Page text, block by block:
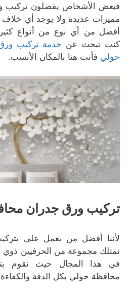
فبعض الأشخاص يفضلون تركيب
مميزات عديدة ولا يوجد أي
أفضل من أي نوع من أنواع
كنت تبحث عن خدمة تركيب
حولي فأنت هنا بالمكان الأنسب.
تركيب ورق جدران
لأننا أفضل من يعمل على
نمتلك مجموعة من الحرفيين ذوي
في هذا المجال حيث نقوم
محافظة حولي بكل الدقة والكفاءة